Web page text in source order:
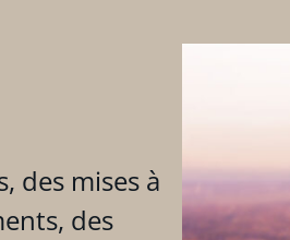
des mises à
des